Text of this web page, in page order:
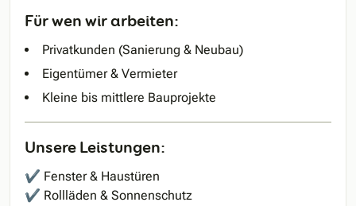
Für wen wir arbeiten:
Privatkunden (Sanierung & Neubau)
Eigentümer & Vermieter
Kleine bis mittlere Bauprojekte
Unsere Leistungen:
✔ Fenster & Haustüren
✔ Rollläden & Sonnenschutz